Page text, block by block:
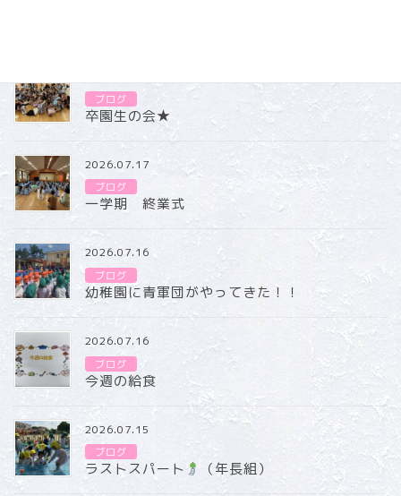
ブログ
卒園生の会★
2026.07.17
ブログ
一学期 終業式
2026.07.16
ブログ
幼稚園に青軍団がやってきた！！
2026.07.16
ブログ
今週の給食
2026.07.15
ブログ
ラストスパート （年長組）